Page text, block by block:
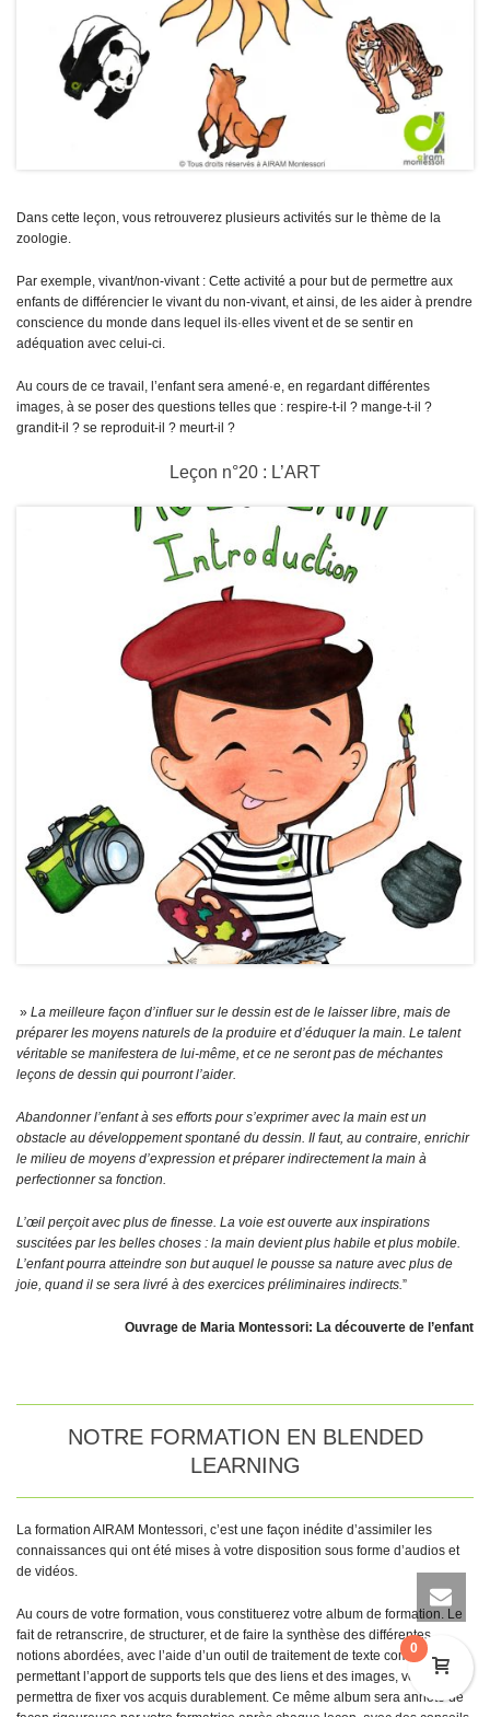
Dans cette leçon, vous retrouverez plusieurs activités sur le thème de la
zoologie.
Par exemple, vivant/non-vivant : Cette activité a pour but de permettre aux
enfants de différencier le vivant du non-vivant, et ainsi, de les aider à prendre
conscience du monde dans lequel ils·elles vivent et de se sentir en
adéquation avec celui-ci.
Au cours de ce travail, l’enfant sera amené·e, en regardant différentes
images, à se poser des questions telles que : respire-t-il ? mange-t-il ?
grandit-il ? se reproduit-il ? meurt-il ?
Leçon n°20 : L’ART
» La meilleure façon d’influer sur le dessin est de le laisser libre, mais de
préparer les moyens naturels de la produire et d’éduquer la main. Le talent
véritable se manifestera de lui-même, et ce ne seront pas de méchantes
leçons de dessin qui pourront l’aider.
Abandonner l’enfant à ses efforts pour s’exprimer avec la main est un
obstacle au développement spontané du dessin. Il faut, au contraire, enrichir
le milieu de moyens d’expression et préparer indirectement la main à
perfectionner sa fonction.
L’œil perçoit avec plus de finesse. La voie est ouverte aux inspirations
suscitées par les belles choses : la main devient plus habile et plus mobile.
L’enfant pourra atteindre son but auquel le pousse sa nature avec plus de
joie, quand il se sera livré à des exercices préliminaires indirects.”
Ouvrage de Maria Montessori: La découverte de l’enfant
NOTRE FORMATION EN BLENDED
LEARNING
La formation AIRAM Montessori, c’est une façon inédite d’assimiler les
connaissances qui ont été mises à votre disposition sous forme d’audios et
de vidéos.
Au cours de votre formation, vous constituerez votre album de formation. Le
fait de retranscrire, de structurer, et de faire la synthèse des différentes
notions abordées, avec l’aide d’un outil de traitement de texte complet
permettant l’apport de supports tels que des liens et des images, vous
permettra de fixer vos acquis durablement. Ce même album sera annoté de
0